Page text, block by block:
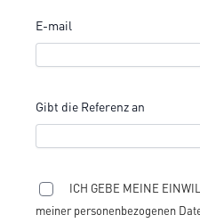
E-mail
Gibt die Referenz an
ICH GEBE MEINE
meiner personenbezogenen